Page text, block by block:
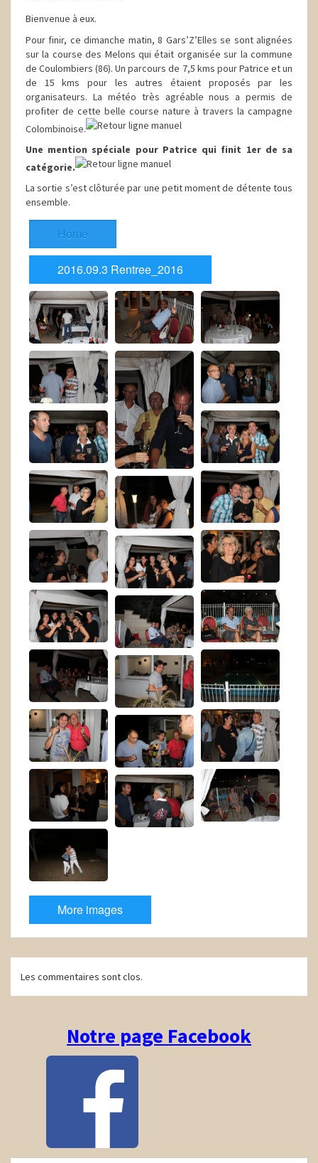
Bienvenue à eux.
Pour finir, ce dimanche matin, 8 Gars’Z’Elles se sont alignées
sur la course des Melons qui était organisée sur la commune
de Coulombiers (86). Un parcours de 7,5 kms pour Patrice et un
de 15 kms pour les autres étaient proposés par les
organisateurs. La météo très agréable nous a permis de
profiter de cette belle course nature à travers la campagne
Colombinoise.
Une mention spéciale pour Patrice qui finit 1er de sa
catégorie.
La sortie s’est clôturée par une petit moment de détente tous
ensemble.
Home
2016.09.3 Rentree_2016
More images
Navigation
d'article
Les commentaires sont clos.
Notre page Facebook